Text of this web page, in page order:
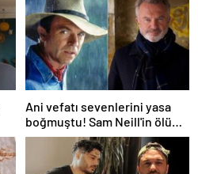
Ani vefatı sevenlerini yasa
boğmuştu! Sam Neill'in ölüm
nedeni belli oldu